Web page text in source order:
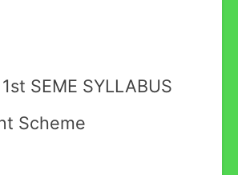
SEME SYLLABUS
Scheme